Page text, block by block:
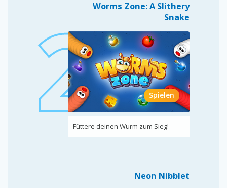
Worms Zone: A Slithery
Snake
Spielen
Füttere deinen Wurm zum Sieg!
Neon Nibblet